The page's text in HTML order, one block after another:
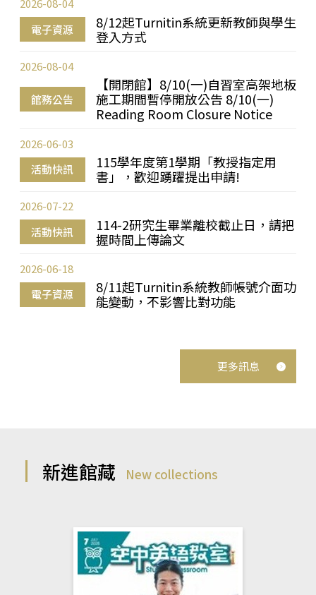
電子資源
8/12起Turnitin系統更新教師與學生
登入方式
2026-08-04
館務公告
【開閉館】8/10(一)自習室高架地板
施工期間暫停開放公告 8/10(一)
Reading Room Closure Notice
2026-08-04
活動快訊
115學年度第1學期「教授指定用
書」，歡迎踴躍提出申請!
2026-06-03
活動快訊
114-2研究生畢業離校截止日，請把
握時間上傳論文
2026-07-22
電子資源
8/11起Turnitin系統教師帳號介面功
能變動，不影響比對功能
2026-06-18
更多訊息
新進館藏 New collections